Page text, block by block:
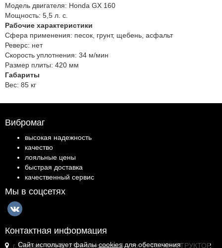
Модель двигателя: Honda GX 160
Мощность: 5,5 л. с.
Рабочие характеристики
Сфера применения: песок, грунт, щебень, асфальт
Реверс: нет
Скорость уплотнения: 34 м/мин
Размер плиты: 420 мм
Габариты
Вес: 85 кг
Вибромаг
высокая надежность
качество
лояльные цены
быстрая доставка
качественный сервис
Мы в соцсетях
Контактная информация
г. Москва, МКАД, 25-й километр, 4, стр. 1, ТК КОНСТРУКТОР,
Сайт использует файлыcookiesдля обеспечения